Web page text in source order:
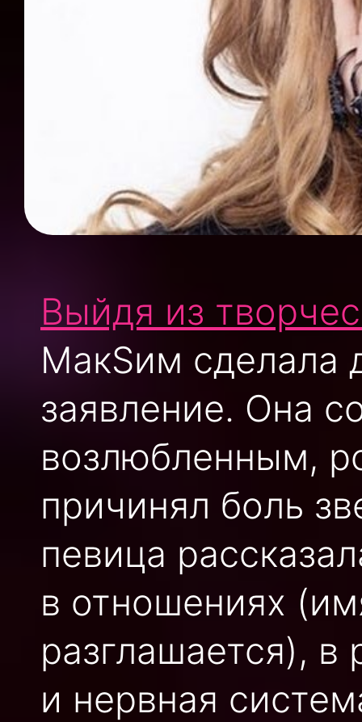
Выйдя из
МакSим сделала
заявление. Она
возлюбленным,
причинял боль
певица
в отношениях
разглашается), в
и нервная